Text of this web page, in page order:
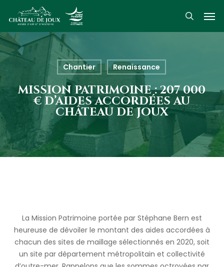
main
content
search
Chantier Renaissance
MISSION PATRIMOINE : 207 000
€ D’AIDES ACCORDÉES AU
CHÂTEAU DE JOUX
La Mission Patrimoine portée par Stéphane Bern est
heureuse de dévoiler le montant des aides accordées à
chacun des sites de maillage sélectionnés en 2020, soit
un site par département métropolitain et collectivité